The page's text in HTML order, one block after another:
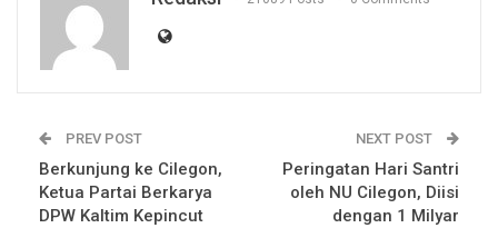
PREV POST
Berkunjung ke Cilegon,
Ketua Partai Berkarya
DPW Kaltim Kepincut
NEXT POST
Peringatan Hari Santri
oleh NU Cilegon, Diisi
dengan 1 Milyar